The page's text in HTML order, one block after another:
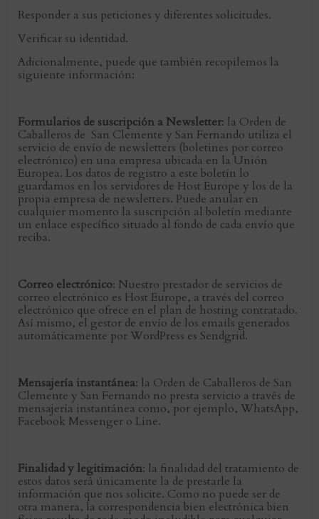
Responder a sus peticiones y diferentes solicitudes.
Verificar su identidad.
Adicionalmente, puede que también recopilemos la
siguiente información:
Formularios de suscripción a Newsletter: la Orden de
Caballeros de San Clemente y San Fernando utiliza el
servicio de envío de newsletters (boletines por correo
electrónico) en una empresa ubicada en la Unión
Europea. Los datos de registro a este boletín lo
guardamos en los servidores de Host Europe y los de la
propia empresa de newsletters. Puede anular en
cualquier momento la suscripción al boletín mediante
un enlace específico situado al fondo de cada envío que
reciba.
Correo electrónico: Nuestro prestador de servicios de
correo electrónico es Host Europe, a través del correo
electrónico que ofrece en el plan de hosting contratado.
Así mismo, el gestor de envío de los emails generados
automáticamente por WordPress es Sendgrid.
Mensajería instantánea: la Orden de Caballeros de San
Clemente y San Fernando no presta servicio a través de
mensajería instantánea como, por ejemplo, WhatsApp,
Facebook Messenger o Line.
Finalidad y legitimación: la finalidad del tratamiento de
estos datos será únicamente la de prestarle la
información que nos solicite. Como no puede ser de
otra manera, la correspondencia bien electrónica bien